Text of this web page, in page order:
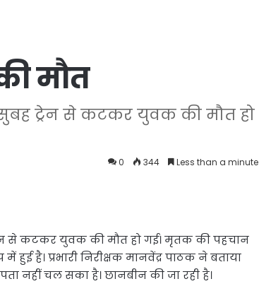
मौत
ट्रेन से कटकर युवक की मौत हो
0 344 Less than a minute
से कटकर युवक की मौत हो गई। मृतक की पहचान
है। प्रभारी निरीक्षक मानवेंद्र पाठक ने बताया
नहीं चल सका है। छानबीन की जा रही है।